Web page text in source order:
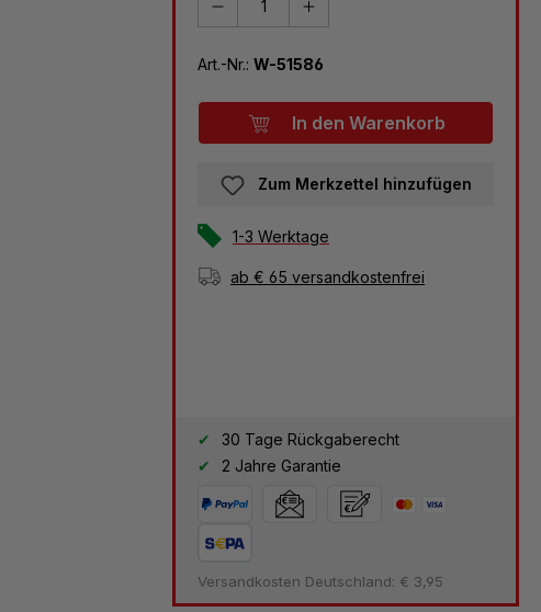
Art.-Nr.: W-51586
In den Warenkorb
Zum Merkzettel hinzufügen
1-3 Werktage
ab € 65 versandkostenfrei
30 Tage Rückgaberecht
2 Jahre Garantie
Versandkosten Deutschland: € 3,95